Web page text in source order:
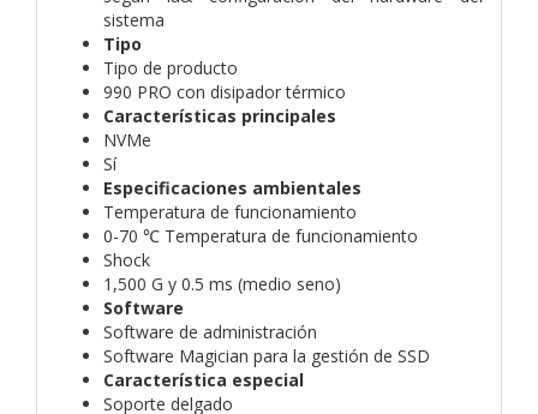
sistema
Tipo
Tipo de producto
990 PRO con disipador térmico
Características principales
NVMe
Sí
Especificaciones ambientales
Temperatura de funcionamiento
0-70 ℃ Temperatura de funcionamiento
Shock
1,500 G y 0.5 ms (medio seno)
Software
Software de administración
Software Magician para la gestión de SSD
Característica especial
Soporte delgado